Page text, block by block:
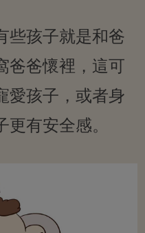
些孩子就是和爸
爸爸懷裡，這可
愛孩子，或者身
有安全感。